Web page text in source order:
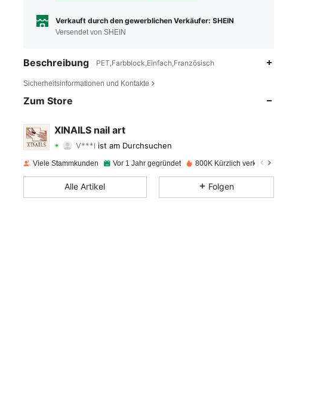
Verkauft durch den gewerblichen Verkäufer: SHEIN
Versendet von SHEIN
Beschreibung PET,Farbblock,Einfach,Französisch
Sicherheitsinformationen und Kontakte
Zum Store
XINAILS nail art
V***list am Durchsuchen
4,91 Bewertung 742Artikel 31K
4,91
Viele Stammkunden Vor 1 Jahr gegründet 800K Kürzlich verkauft
Alle Artikel Folgen